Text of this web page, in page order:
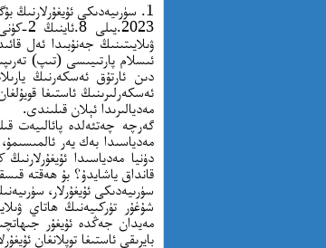
1. سۈرىيەدىكى ئۇيغۇرلارنىڭ بۇگۈنكى ئەھۋالى؛
ۋىلايىتىنىڭ جەنۇبىدا ئەل
دىن ئارتۇق ئەسكەرنىڭ
ئەسكەرلىرىنىڭ ئاستىغا
مەديالىرىدا ئېلان قىلىندى.
گەرچە چەتئەلدە پائالىيەت
مەدياسىدا بەك يەر
دۈنيا مەدياسىدا
قانداق ياشايدۇ؟ بۇ ھەقتە
سۈرىيەدىكى ئۇيغۇرلار،
مەيدان جەڭدە ئۇيغۇر
بايرىقى ئاستىغا توپلانغان